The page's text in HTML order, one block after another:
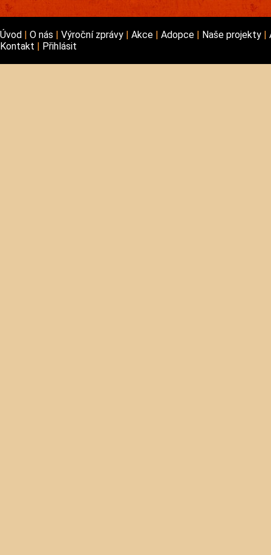
Úvod O nás Výroční zprávy Akce Adopce Naše projekty
Kontakt
Přihlásit